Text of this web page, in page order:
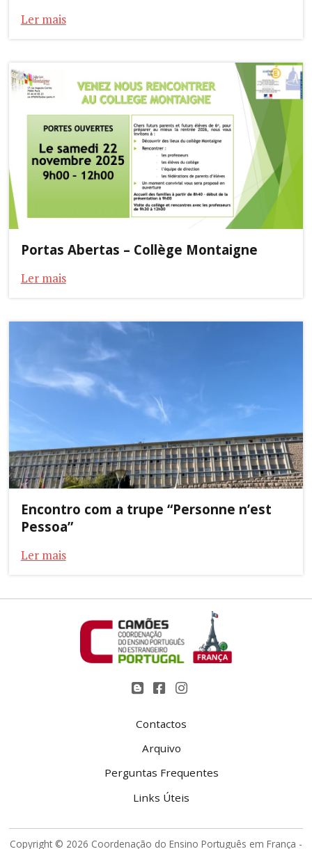
Ler mais
Portas Abertas – Collège Montaigne
Ler mais
Encontro com a trupe “Personne n’est
Pessoa”
Ler mais
Contactos
Arquivo
Perguntas Frequentes
Links Úteis
Copyright © 2026 Coordenação do Ensino Português em França -